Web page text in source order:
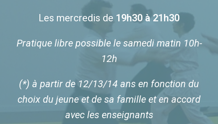
Les mercredis de 19h30 à 21h30
Pratique libre possible le samedi matin 10h-
12h
(*) à partir de 12/13/14 ans en fonction du
choix du jeune et de sa famille et en accord
avec les enseignants